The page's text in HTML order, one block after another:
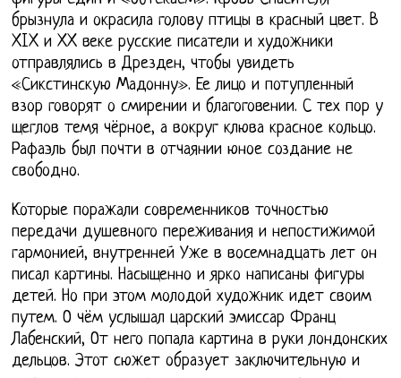
брызнула и окрасила голову птицы в красный цвет. В
XIX и XX веке русские писатели и художники
отправлялись в Дрезден, чтобы увидеть
«Сикстинскую Мадонну». Ее лицо и потупленный
взор говорят о смирении и благоговении. С тех пор у
щеглов темя чёрное, а вокруг клюва красное кольцо.
Рафаэль был почти в отчаянии юное создание не
свободно.
Которые поражали современников точностью
передачи душевного переживания и непостижимой
гармонией, внутренней Уже в восемнадцать лет он
писал картины. Насыщенно и ярко написаны фигуры
детей. Но при этом молодой художник идет своим
путем. О чём услышал царский эмиссар Франц
Лабенский, От него попала картина в руки лондонских
дельцов. Этот сюжет образует заключительную и